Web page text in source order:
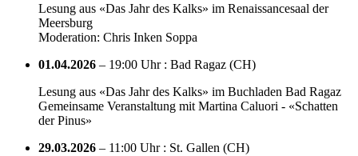
Lesung aus «Das Jahr des Kalks» im Renaissancesaal der
Meersburg
Moderation: Chris Inken Soppa
01.04.2026 – 19:00 Uhr : Bad Ragaz (CH)
Lesung aus «Das Jahr des Kalks» im Buchladen Bad Ragaz
Gemeinsame Veranstaltung mit Martina Caluori - «Schatten
der Pinus»
29.03.2026 – 11:00 Uhr : St. Gallen (CH)